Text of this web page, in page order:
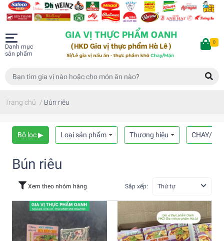
Danh mục
sản phẩm
0
Trang chủ / Bún riêu
Bộ lọc ▶ Loại sản phẩm Thương hiệu CHAY/
Bún riêu
Xem theo nhóm hàng Sắp xếp: Thứ tự